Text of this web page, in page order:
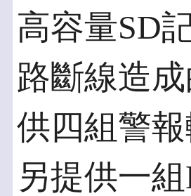
高容量SD
路斷線造
供四組警
另提供一